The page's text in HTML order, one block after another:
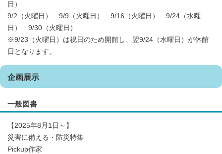
日）
9/2（火曜日） 9/9（火曜日） 9/16（火曜日） 9/24（水曜
日） 9/30（火曜日）
※9/23（火曜日）は祝日のため開館し、翌9/24（水曜日）が休館
日となります。
企画展示
一般図書
【2025年8月1日～】
災害に備える・防災特集
Pickup作家